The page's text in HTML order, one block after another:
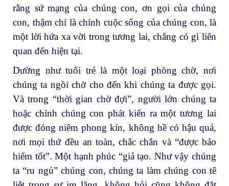
rằng sứ mạng của chúng con, ơn gọi của chúng
con, thậm chí là chính cuộc sống của chúng con, là
một lời hứa xa vời trong tương lai, chẳng có gì liên
quan đến hiện tại.
Dường như tuổi trẻ là một loại phòng chờ, nơi
chúng ta ngồi chờ cho đến khi chúng ta được gọi.
Và trong “thời gian chờ đợi”, người lớn chúng ta
hoặc chính chúng con phát kiến ra một tương lai
được đóng niêm phong kín, không hề có hậu quả,
nơi mọi thứ đều an toàn, chắc chắn và “được bảo
hiểm tốt”. Một hạnh phúc “giả tạo. Như vậy chúng
ta “ru ngủ” chúng con, chúng ta làm chúng con tê